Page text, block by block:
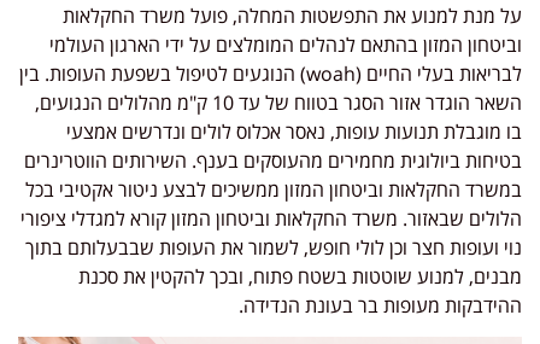
על מנת למנוע את התפשטות המחלה, פועל משרד החקלאות
וביטחון המזון בהתאם לנהלים המומלצים על ידי הארגון העולמי
לבריאות בעלי החיים (woah) הנוגעים לטיפול בשפעת העופות. בין
השאר הוגדר אזור הסגר בטווח של עד 10 ק"מ מהלולים הנגועים,
בו מוגבלת תנועות עופות, נאסר אכלוס לולים ונדרשים אמצעי
בטיחות ביולוגית מחמירים מהעוסקים בענף. השירותים הווטרינרים
במשרד החקלאות וביטחון המזון ממשיכים לבצע ניטור אקטיבי בכל
הלולים שבאזור. משרד החקלאות וביטחון המזון קורא למגדלי ציפורי
נוי ועופות חצר וכן לולי חופש, לשמור את העופות שבבעלותם בתוך
מבנים, למנוע שוטטות בשטח פתוח, ובכך להקטין את סכנת
ההידבקות מעופות בר בעונת הנדידה.